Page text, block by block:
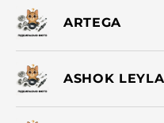
ARTEGA
ASHOK